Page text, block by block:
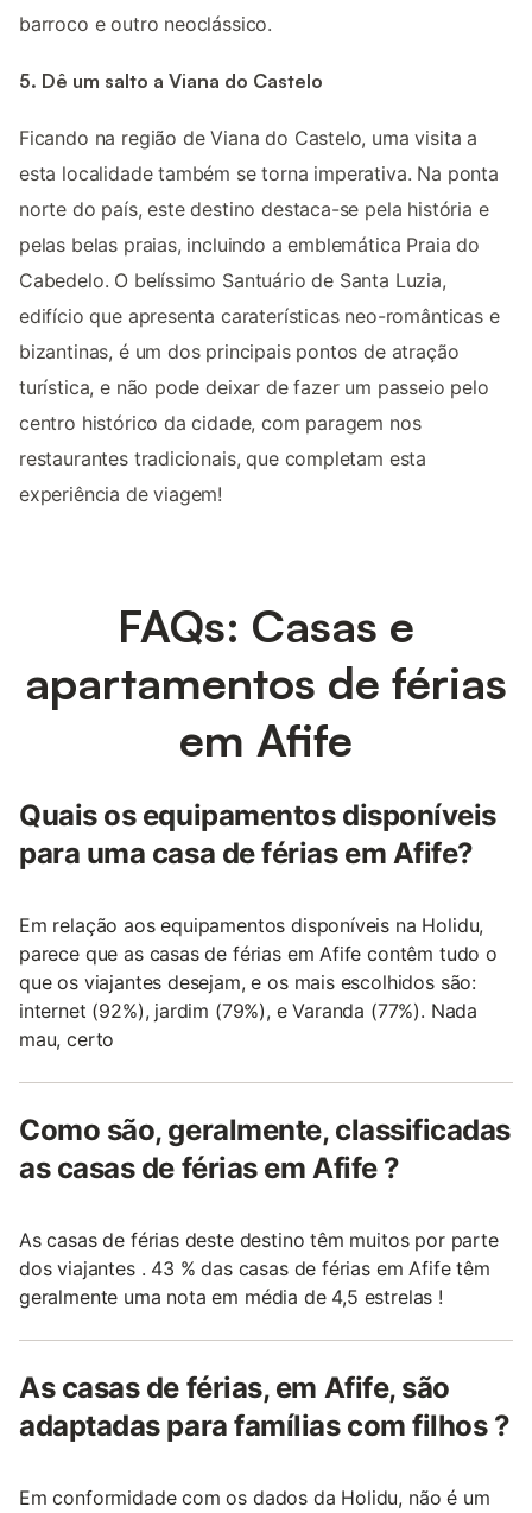
barroco e outro neoclássico.
5. Dê um salto a Viana do Castelo
Ficando na região de Viana do Castelo, uma visita a
esta localidade também se torna imperativa. Na ponta
norte do país, este destino destaca-se pela história e
pelas belas praias, incluindo a emblemática Praia do
Cabedelo. O belíssimo Santuário de Santa Luzia,
edifício que apresenta caraterísticas neo-românticas e
bizantinas, é um dos principais pontos de atração
turística, e não pode deixar de fazer um passeio pelo
centro histórico da cidade, com paragem nos
restaurantes tradicionais, que completam esta
experiência de viagem!
FAQs: Casas e
apartamentos de férias
em Afife
Quais os equipamentos disponíveis
para uma casa de férias em Afife?
Em relação aos equipamentos disponíveis na Holidu,
parece que as casas de férias em Afife contêm tudo o
que os viajantes desejam, e os mais escolhidos são:
internet (92%), jardim (79%), e Varanda (77%). Nada
mau, certo
Como são, geralmente, classificadas
as casas de férias em Afife ?
As casas de férias deste destino têm muitos por parte
dos viajantes . 43 % das casas de férias em Afife têm
geralmente uma nota em média de 4,5 estrelas !
As casas de férias, em Afife, são
adaptadas para famílias com filhos ?
Em conformidade com os dados da Holidu, não é um